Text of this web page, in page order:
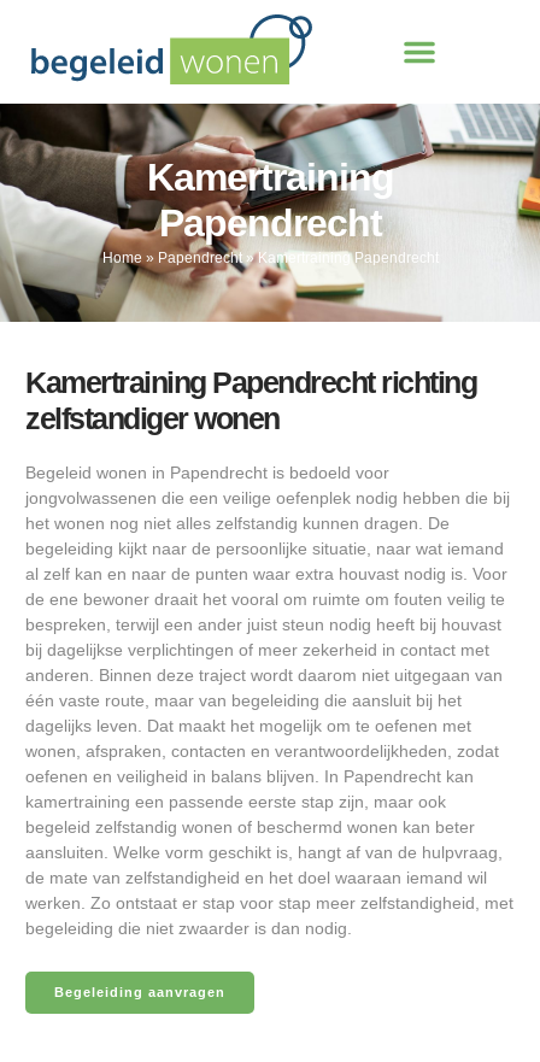
Kamertraining
Papendrecht
Home» Papendrecht»Kamertraining Papendrecht
Kamertraining Papendrecht richting
zelfstandiger wonen
Begeleid wonen in Papendrecht is bedoeld voor
jongvolwassenen die een veilige oefenplek nodig hebben die bij
het wonen nog niet alles zelfstandig kunnen dragen. De
begeleiding kijkt naar de persoonlijke situatie, naar wat iemand
al zelf kan en naar de punten waar extra houvast nodig is. Voor
de ene bewoner draait het vooral om ruimte om fouten veilig te
bespreken, terwijl een ander juist steun nodig heeft bij houvast
bij dagelijkse verplichtingen of meer zekerheid in contact met
anderen. Binnen deze traject wordt daarom niet uitgegaan van
één vaste route, maar van begeleiding die aansluit bij het
dagelijks leven. Dat maakt het mogelijk om te oefenen met
wonen, afspraken, contacten en verantwoordelijkheden, zodat
oefenen en veiligheid in balans blijven. In Papendrecht kan
kamertraining een passende eerste stap zijn, maar ook
begeleid zelfstandig wonen of beschermd wonen kan beter
aansluiten. Welke vorm geschikt is, hangt af van de hulpvraag,
de mate van zelfstandigheid en het doel waaraan iemand wil
werken. Zo ontstaat er stap voor stap meer zelfstandigheid, met
begeleiding die niet zwaarder is dan nodig.
Begeleiding aanvragen